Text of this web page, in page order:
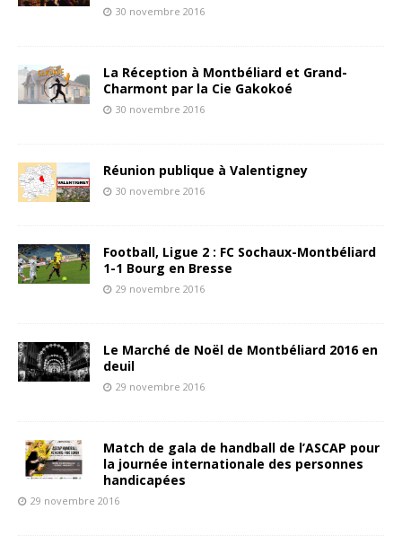
30 novembre 2016
La Réception à Montbéliard et Grand-
Charmont par la Cie Gakokoé
30 novembre 2016
Réunion publique à Valentigney
30 novembre 2016
Football, Ligue 2 : FC Sochaux-Montbéliard
1-1 Bourg en Bresse
29 novembre 2016
Le Marché de Noël de Montbéliard 2016 en
deuil
29 novembre 2016
Match de gala de handball de l’ASCAP pour
la journée internationale des personnes
handicapées
29 novembre 2016